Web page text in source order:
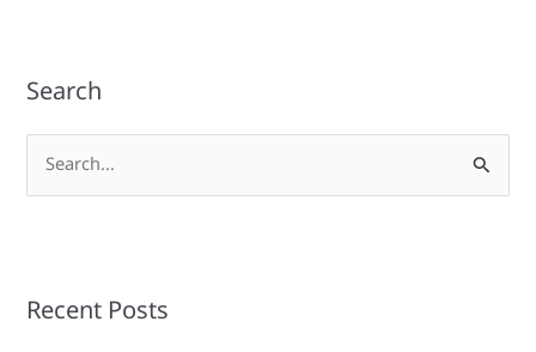
Search
e
c
Recent Posts